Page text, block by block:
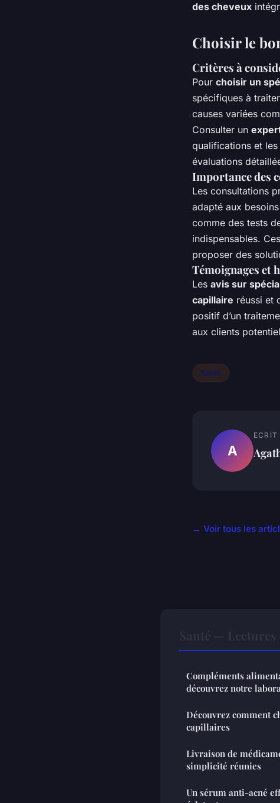
des cheveux
Choisir le
Critères à
Pour choisir un
spécifiques à
causes variées
Consulter un
qualifications et
évaluations
Importance des
Les consultations
adapté aux
comme des tests
indispensables.
proposer des
Témoignages et
Les avis sur
capillaire réussi et
positif d’un
aux clients
Santé
A
ECRIT
← Voir tous les
Compléments
découvrez notre
Découvrez comment
capillaires
Livraison de
simplicité réunies
Un sérum anti-acné